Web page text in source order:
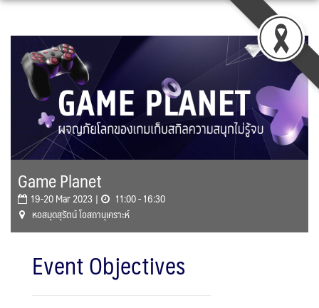
Skip
Game Planet
19-20 Mar 2023 |
11:00 - 16:30
หอสมุดสุรัตน์ โอสถานุเคราะห์
Event Objectives